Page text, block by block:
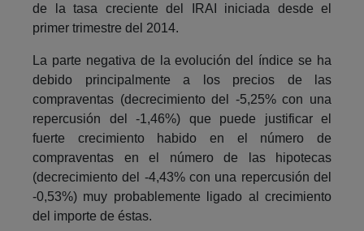
de la tasa creciente del IRAI iniciada desde el
primer trimestre del 2014.
La parte negativa de la evolución del índice se ha
debido principalmente a los precios de las
compraventas (decrecimiento del -5,25% con una
repercusión del -1,46%) que puede justificar el
fuerte crecimiento habido en el número de
compraventas en el número de las hipotecas
(decrecimiento del -4,43% con una repercusión del
-0,53%) muy probablemente ligado al crecimiento
del importe de éstas.